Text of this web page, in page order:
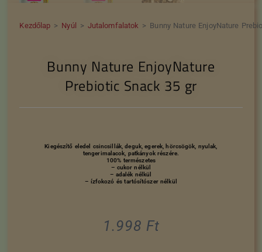
Kezdőlap > Nyúl > Jutalomfalatok > Bunny Nature EnjoyNature
Bunny Nature EnjoyNature
Prebiotic Snack 35 gr
Kiegészítő eledel csincsillák, deguk, egerek, hörcsögök, nyulak,
tengerimalacok, patkányok részére.
100% természetes
– cukor nélkül
– adalék nélkül
– ízfokozó és tartósítószer nélkül
1.998 Ft